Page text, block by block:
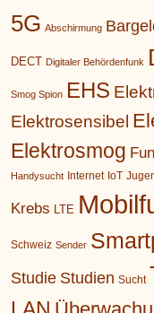
5G Abschirmung
DECT Digitaler Behördenfunk
Smog Spion EHS
Elektrosensibel
Elektrosmog
Handysucht Internet IoT
Krebs LTE
Schweiz Sender
Studie Studien Sucht